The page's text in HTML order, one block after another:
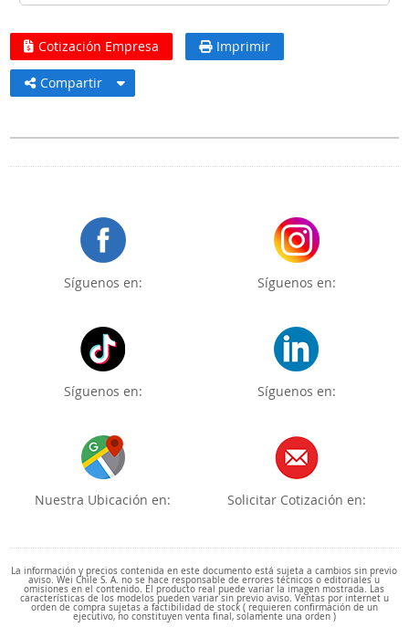
Cotización Empresa Imprimir
Compartir
Síguenos en: Síguenos en:
Síguenos en: Síguenos en:
Nuestra Ubicación en: Solicitar Cotización en:
La información y precios contenida en este documento está sujeta a cambios sin previo
aviso. Wei Chile S. A. no se hace responsable de errores técnicos o editoriales u
omisiones en el contenido. El producto real puede variar la imagen mostrada. Las
características de los modelos pueden variar sin previo aviso. Ventas por internet u
orden de compra sujetas a factibilidad de stock ( requieren confirmación de un
ejecutivo, no constituyen venta final, solamente una orden )